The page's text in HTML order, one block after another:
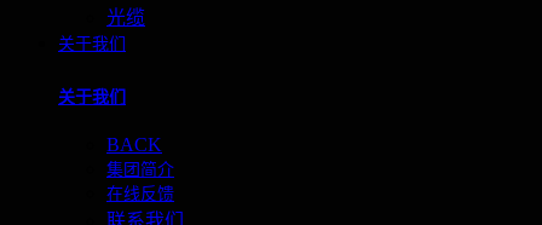
光缆
关于我们
关于我们
BACK
集团简介
在线反馈